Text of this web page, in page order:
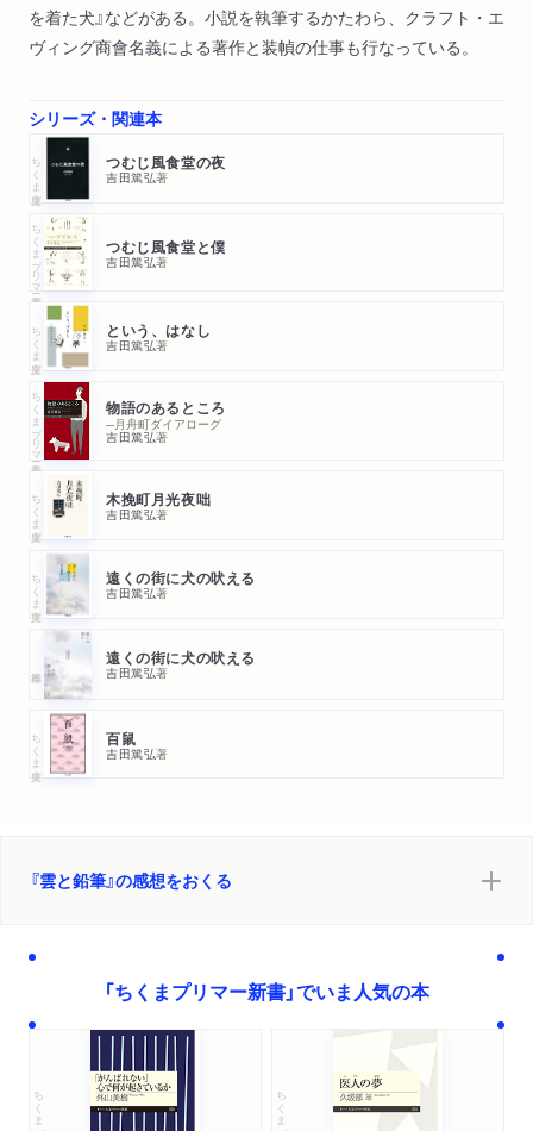
を着た犬』などがある。小説を執筆するかたわら、クラフト・エ
ヴィング商會名義による著作と装幀の仕事も行なっている。
シリーズ・関連本
ちくま文庫 つむじ風食堂の夜
吉田篤弘著
ちくまプリマー新書 つむじ風食堂と僕
吉田篤弘著
ちくま文庫 という、はなし
吉田篤弘著
ちくまプリマー新書 物語のあるところ
─月舟町ダイアローグ
吉田篤弘著
ちくま文庫 木挽町月光夜咄
吉田篤弘著
ちくま文庫 遠くの街に犬の吠える
吉田篤弘著
遠くの街に犬の吠える
吉田篤弘著
ちくま文庫 百鼠
吉田篤弘著
『雲と鉛筆』の感想をおくる
「ちくまプリマー新書」でいま人気の本